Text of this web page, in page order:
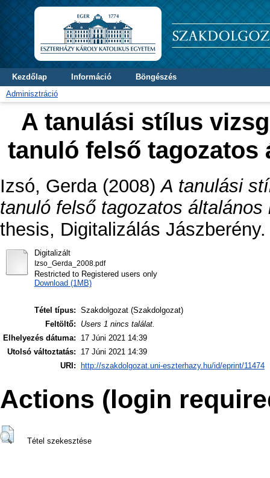
Kezdőlap Információ
Böngészés
Adminisztráció
A tanulási stílus
tanuló felső tagozatos
Izsó, Gerda(2008)A tanulási
tanuló felső tagozatos
thesis, Digitalizálás Jászberény.
Digitalizált
Izso_Gerda_2008.pdf
Restricted to Registered users only
Download (1MB)
Tétel típus: Szakdolgozat (Szakdolgozat)
Feltöltő:
Users 1 nincs találat.
Elhelyezés dátuma:
17 Júni 2021 14:39
Utolsó változtatás:
17 Júni 2021 14:39
URI:
http://szakdolgozat.uni-eszterhazy.hu/id/eprint/11474
Actions (login
Tétel szekesztése